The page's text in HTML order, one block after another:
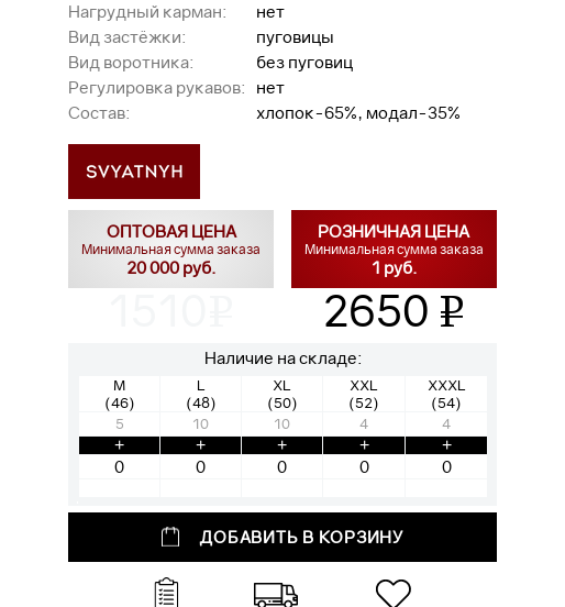
Нагрудный карман:
нет
Вид застёжки:
пуговицы
Вид воротника:
без пуговиц
Регулировка рукавов:
нет
Состав:
хлопок-65%, модал-35%
ОПТОВАЯ ЦЕНА
Минимальная сумма заказа
20 000 руб.
РОЗНИЧНАЯ ЦЕНА
Минимальная сумма заказа
1 руб.
2650 v
Наличие на складе:
M
(46)
L
(48)
XL
(50)
XXL
(52)
XXXL
(54)
5
+
10
+
10
+
4
+
4
+
ДОБАВИТЬ В КОРЗИНУ